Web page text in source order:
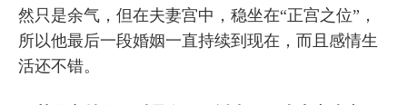
然只是余气，但在夫妻宫中，稳坐在“正宫之位”，
所以他最后一段婚姻一直持续到现在，而且感情生
活还不错。